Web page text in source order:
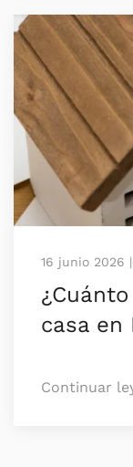
16 junio 2026 |
casa en
Continuar